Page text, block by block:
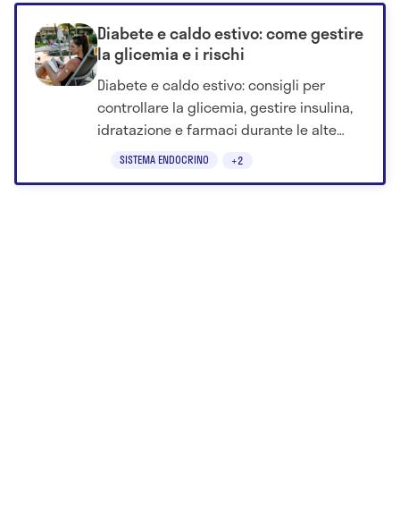
SISTEMA ENDOCRINO +2
Diabete e caldo estivo: come gestire
la glicemia e i rischi
Diabete e caldo estivo: consigli per
controllare la glicemia, gestire insulina,
idratazione e farmaci durante le alte
temperature.